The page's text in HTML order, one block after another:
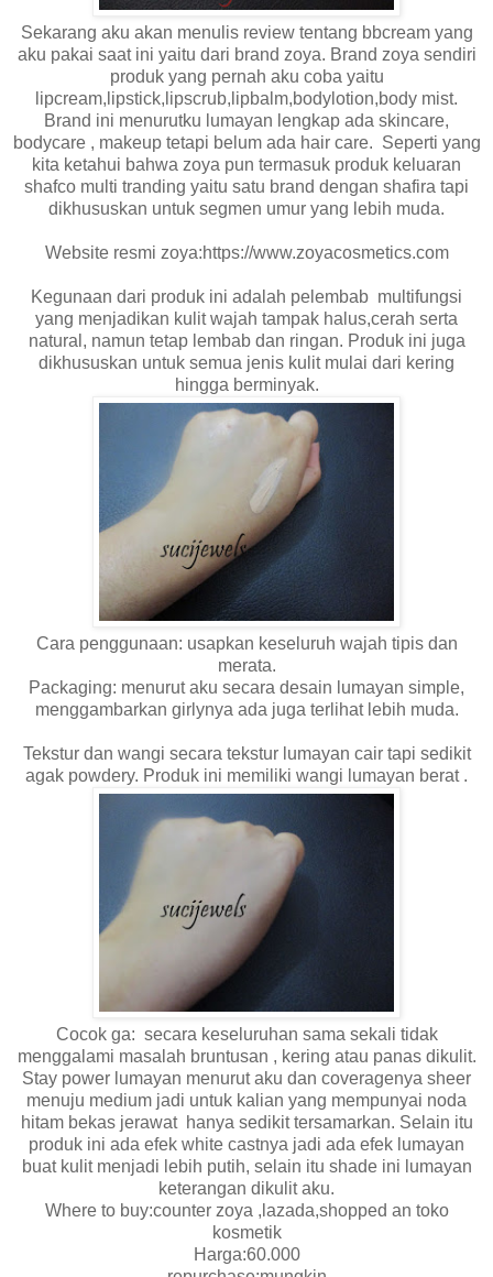
Sekarang aku akan menulis review tentang bbcream yang
aku pakai saat ini yaitu dari brand zoya. Brand zoya sendiri
produk yang pernah aku coba yaitu
lipcream,lipstick,lipscrub,lipbalm,bodylotion,body mist.
Brand ini menurutku lumayan lengkap ada skincare,
bodycare , makeup tetapi belum ada hair care. Seperti yang
kita ketahui bahwa zoya pun termasuk produk keluaran
shafco multi tranding yaitu satu brand dengan shafira tapi
dikhususkan untuk segmen umur yang lebih muda.
Website resmi zoya:https://www.zoyacosmetics.com
Kegunaan dari produk ini adalah pelembab multifungsi
yang menjadikan kulit wajah tampak halus,cerah serta
natural, namun tetap lembab dan ringan. Produk ini juga
dikhususkan untuk semua jenis kulit mulai dari kering
hingga berminyak.
Cara penggunaan: usapkan keseluruh wajah tipis dan
merata.
Packaging: menurut aku secara desain lumayan simple,
menggambarkan girlynya ada juga terlihat lebih muda.
Tekstur dan wangi secara tekstur lumayan cair tapi sedikit
agak powdery. Produk ini memiliki wangi lumayan berat .
Cocok ga: secara keseluruhan sama sekali tidak
menggalami masalah bruntusan , kering atau panas dikulit.
Stay power lumayan menurut aku dan coveragenya sheer
menuju medium jadi untuk kalian yang mempunyai noda
hitam bekas jerawat hanya sedikit tersamarkan. Selain itu
produk ini ada efek white castnya jadi ada efek lumayan
buat kulit menjadi lebih putih, selain itu shade ini lumayan
keterangan dikulit aku.
Where to buy:counter zoya ,lazada,shopped an toko
kosmetik
Harga:60.000